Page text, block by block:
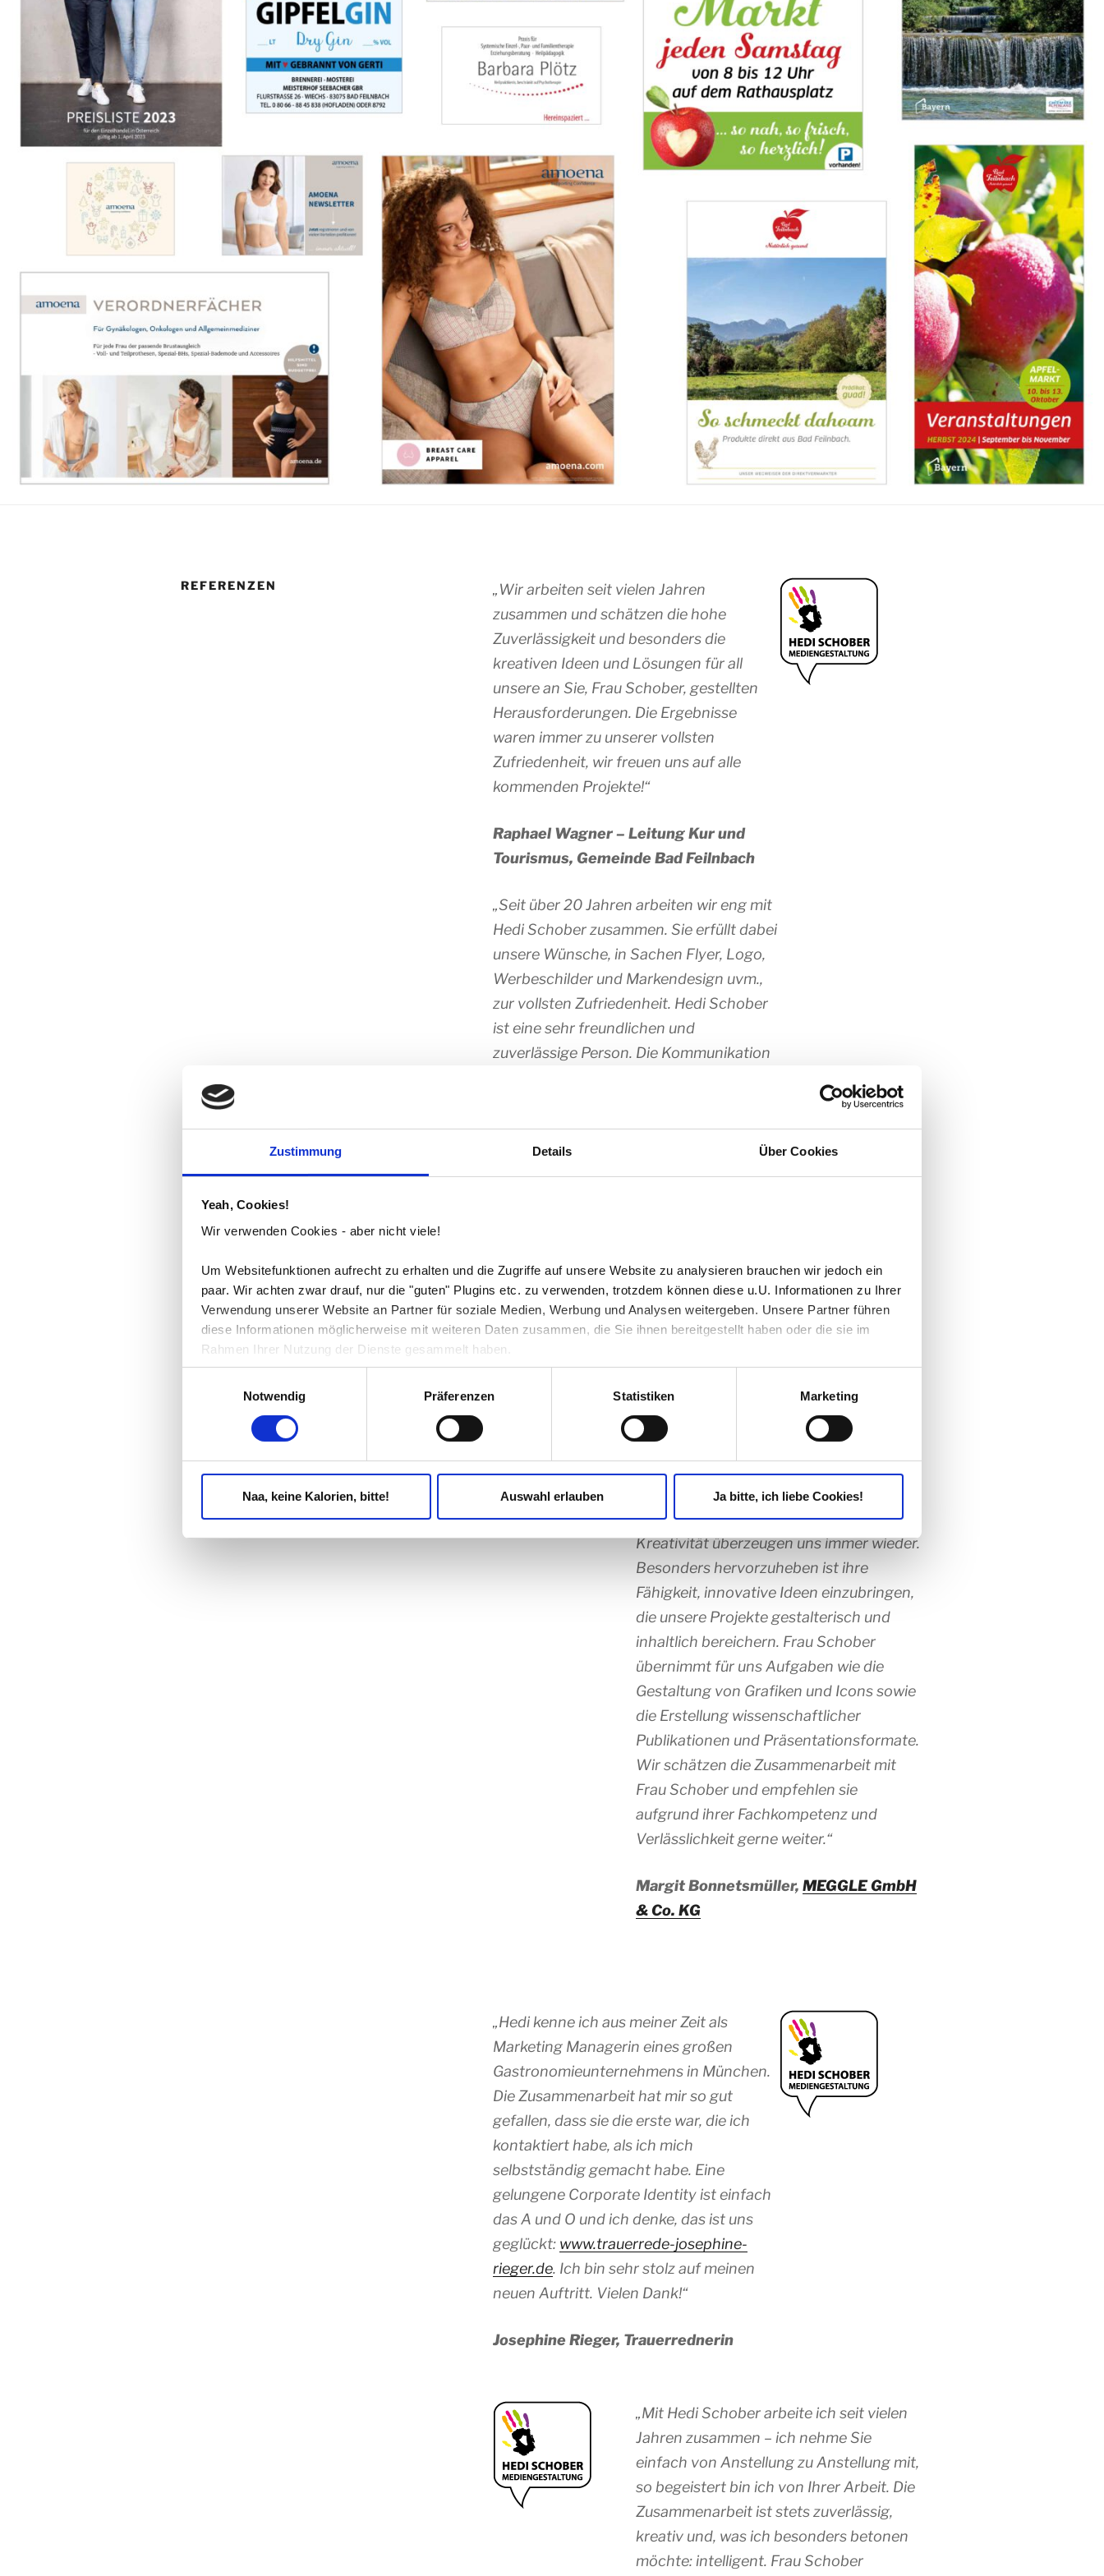
Zustimmung Details Über Cookies
Yeah, Cookies!
Wir verwenden Cookies - aber nicht viele!
Um Websitefunktionen aufrecht zu erhalten und die Zugriffe auf unsere Website zu analysieren brauchen wir jedoch ein
paar. Wir achten zwar drauf, nur die "guten" Plugins etc. zu verwenden, trotzdem können diese u.U. Informationen zu Ihrer
Verwendung unserer Website an Partner für soziale Medien, Werbung und Analysen weitergeben. Unsere Partner führen
diese Informationen möglicherweise mit weiteren Daten zusammen, die Sie ihnen bereitgestellt haben oder die sie im
Rahmen Ihrer Nutzung der Dienste gesammelt haben.
Notwendig
Präferenzen Statistiken Marketing
Naa, keine Kalorien, bitte! Auswahl erlauben Ja bitte, ich liebe Cookies!
REFERENZEN „Wir arbeiten seit vielen Jahren
zusammen und schätzen die hohe
Zuverlässigkeit und besonders die
kreativen Ideen und Lösungen für all
unsere an Sie, Frau Schober, gestellten
Herausforderungen. Die Ergebnisse
waren immer zu unserer vollsten
Zufriedenheit, wir freuen uns auf alle
kommenden Projekte!“
Raphael Wagner – Leitung Kur und
Tourismus, Gemeinde Bad Feilnbach
„Seit über 20 Jahren arbeiten wir eng mit
Hedi Schober zusammen. Sie erfüllt dabei
unsere Wünsche, in Sachen Flyer, Logo,
Werbeschilder und Markendesign uvm.,
zur vollsten Zufriedenheit. Hedi Schober
ist eine sehr freundlichen und
zuverlässige Person. Die Kommunikation
und unkompliziert. Wir lieben die
Zusammenarbeit mit ihr, Sie hat immer
sehr gute, neue und innovative Ideen und
Edelobstbrände GbR
„Seit mehreren Jahren unterstützt uns
Hedi Schober bei MEGGLE Business Unit
Excipients als zuverlässige und
kompetente Partnerin im Bereich
Arbeitsweise, die termingerechte
Umsetzung unserer Projekte und ihre
Kreativität überzeugen uns immer wieder.
Besonders hervorzuheben ist ihre
Fähigkeit, innovative Ideen einzubringen,
die unsere Projekte gestalterisch und
inhaltlich bereichern. Frau Schober
übernimmt für uns Aufgaben wie die
Gestaltung von Grafiken und Icons sowie
die Erstellung wissenschaftlicher
Publikationen und Präsentationsformate.
Wir schätzen die Zusammenarbeit mit
Frau Schober und empfehlen sie
aufgrund ihrer Fachkompetenz und
Verlässlichkeit gerne weiter.“
Margit Bonnetsmüller,MEGGLE GmbH
& Co. KG
„Hedi kenne ich aus meiner Zeit als
Marketing Managerin eines großen
Gastronomieunternehmens in München.
Die Zusammenarbeit hat mir so gut
gefallen, dass sie die erste war, die ich
kontaktiert habe, als ich mich
selbstständig gemacht habe. Eine
gelungene Corporate Identity ist einfach
das A und O und ich denke, das ist uns
geglückt: www.trauerrede-josephine-
rieger.de. Ich bin sehr stolz auf meinen
neuen Auftritt. Vielen Dank!“
Josephine Rieger, Trauerrednerin
„Mit Hedi Schober arbeite ich seit vielen
Jahren zusammen – ich nehme Sie
einfach von Anstellung zu Anstellung mit,
so begeistert bin ich von Ihrer Arbeit. Die
Zusammenarbeit ist stets zuverlässig,
kreativ und, was ich besonders betonen
möchte: intelligent. Frau Schober